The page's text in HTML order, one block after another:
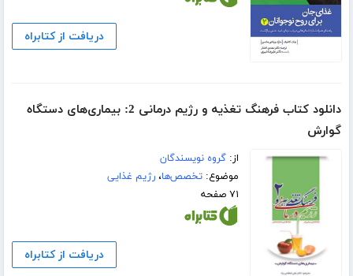
دریافت از کتابراه
دانلود کتاب فرهنگ تغذیه و رژیم درمانی 2: بیماری‌های دستگاه
گوارش
از:گروه نویسندگان
موضوع:تخصص‌ها،رژیم غذایی
۷۱ صفحه
دریافت از کتابراه